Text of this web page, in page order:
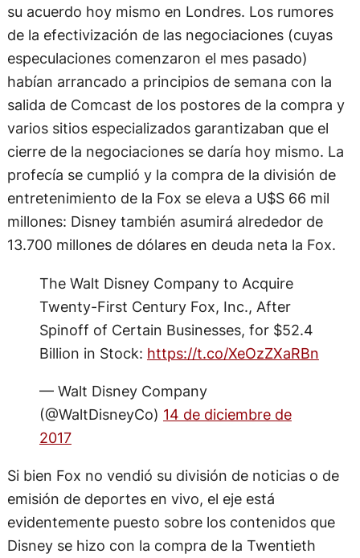
su acuerdo hoy mismo en Londres. Los rumores
de la efectivización de las negociaciones (cuyas
especulaciones comenzaron el mes pasado)
habían arrancado a principios de semana con la
salida de Comcast de los postores de la compra y
varios sitios especializados garantizaban que el
cierre de la negociaciones se daría hoy mismo. La
profecía se cumplió y la compra de la división de
entretenimiento de la Fox se eleva a U$S 66 mil
millones: Disney también asumirá alrededor de
13.700 millones de dólares en deuda neta la Fox.
The Walt Disney Company to Acquire
Twenty-First Century Fox, Inc., After
Spinoff of Certain Businesses, for $52.4
Billion in Stock: https://t.co/XeOzZXaRBn
— Walt Disney Company
(@WaltDisneyCo) 14 de diciembre de
2017
Si bien Fox no vendió su división de noticias o de
emisión de deportes en vivo, el eje está
evidentemente puesto sobre los contenidos que
Disney se hizo con la compra de la Twentieth